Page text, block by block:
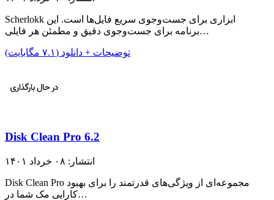
Scherlokk ابزاری برای جست‌وجوی سریع فایل‌ها است. این
برنامه برای جست‌وجوی دقیق و مطمئن هر فایلی…
توضیحات + دانلود (۷.۱ مگابایت)
Disk Clean Pro 6.2
انتشار: ۰۸ خرداد ۱۴۰۱
Disk Clean Pro مجموعه‌ای از ویژگی‌های قدرتمند را برای بهبود
کارایی مک شما در…